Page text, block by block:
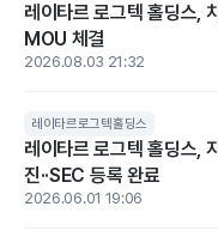
레이타르 로그텍 홀딩스,
MOU 체결
2026.08.03 21:32
레이타르로그텍홀딩스
레이타르 로그텍 홀딩스
진··SEC 등록 완료
2026.06.01 19:06